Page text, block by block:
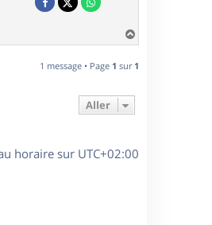
a
t
1 message • Page 1 sur 1
Aller
horaire sur UTC+02:00